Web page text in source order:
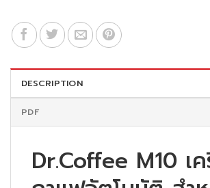
DESCRIPTION
PDF
Dr.Coffee M10 เ